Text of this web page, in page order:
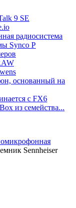
9 SE
радиосистема
Synco P
основанный на
с FX6
из семейства...
Sennheiser